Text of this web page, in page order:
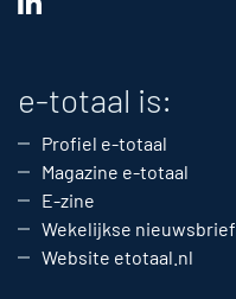
e-totaal is:
Profiel e-totaal
Magazine e-totaal
E-zine
Wekelijkse nieuwsbrief
Website etotaal.nl